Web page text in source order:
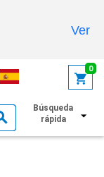
Ver
0
Búsqueda
rápida